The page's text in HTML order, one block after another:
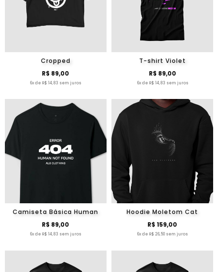
Cropped
R$ 89,00
6x de R$ 14,83 sem juros
T-shirt Violet
R$ 89,00
6x de R$ 14,83 sem juros
Camiseta Básica Human
R$ 89,00
6x de R$ 14,83 sem juros
Hoodie Moletom Cat
R$ 159,00
6x de R$ 26,50 sem juros